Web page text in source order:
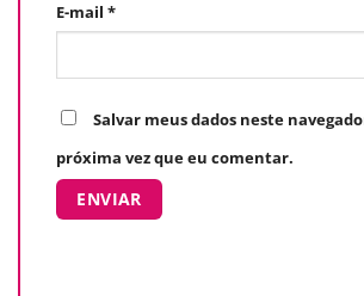
E-mail *
Salvar meus dados neste
próxima vez que eu comentar.